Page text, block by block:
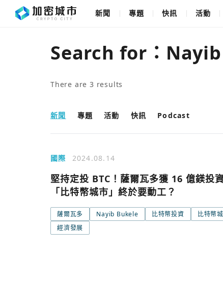
新聞 專題 快訊 活動
Search for：
There are 3 results
新聞 專題 活動 快訊 Podcast
國際 2024.08.14
堅持定投 BTC！薩爾瓦多獲 16 億鎂投
「比特幣城市」終於要動工？
薩爾瓦多 Nayib Bukele 比特幣投資
比特幣
經濟發展